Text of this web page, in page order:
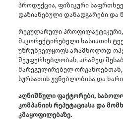
პროდუქცია, ფიზიკური
დაზიანებული დანადგარები და
რეგულარული პროფილაქტიკური,
მაკორექტირებელი ხასიათის
უზრუნველყოფს არამხოლოდ
შეუფერხებლობას, არამედ
მარეგულირებელ
სურსათის უვნებლობისა და
აღნიშნული ფაქტორები,
კომპანიის რეპუტაციასა და
კმაყოფილებაზე.